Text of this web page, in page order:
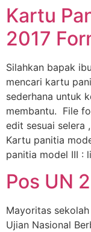
Kartu
2017
Silahkan bapak
mencari kartu
sederhana untuk
membantu. File
edit sesuai selera
Kartu panitia
panitia model III :
Pos UN
Mayoritas
Ujian Nasional